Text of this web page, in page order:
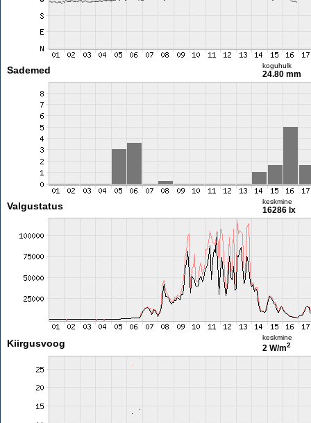
Sademed koguhulk
24.80 mm
Valgustatus keskmine
16286 lx
Kiirgusvoog
keskmine
2 W/m2